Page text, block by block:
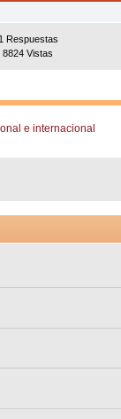
1 Respuestas
8824 Vistas
e internacional